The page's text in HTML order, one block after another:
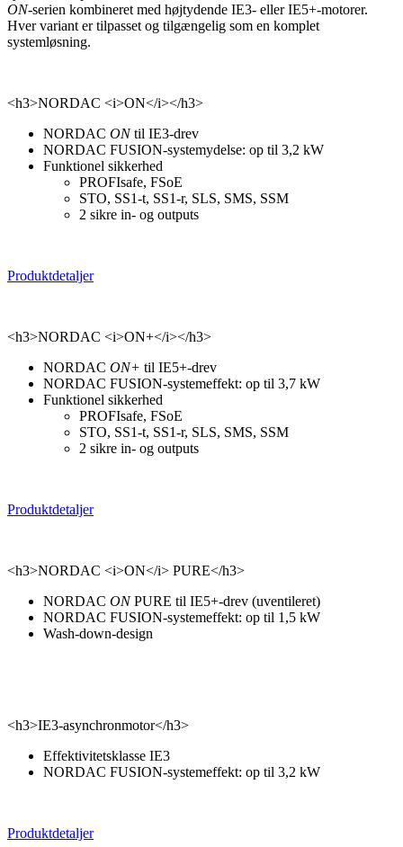
ON-serien kombineret med højtydende IE3- eller IE5+-motorer.
Hver variant er tilpasset og tilgængelig som en komplet
systemløsning.
<h3>NORDAC <i>ON</i></h3>
NORDAC ONtil IE3-drev
NORDAC FUSION-systemydelse: op til 3,2 kW
Funktionel sikkerhed
PROFIsafe, FSoE
STO, SS1-t, SS1-r, SLS, SMS, SSM
2 sikre in- og outputs
Produktdetaljer
<h3>NORDAC <i>ON+</i></h3>
NORDAC ON+ til IE5+-drev
NORDAC FUSION-systemeffekt: op til 3,7 kW
Funktionel sikkerhed
PROFIsafe, FSoE
STO, SS1-t, SS1-r, SLS, SMS, SSM
2 sikre in- og outputs
Produktdetaljer
<h3>NORDAC <i>ON</i> PURE</h3>
NORDAC ONPURE til IE5+-drev (uventileret)
NORDAC FUSION-systemeffekt: op til 1,5 kW
Wash-down-design
<h3>IE3-asynchronmotor</h3>
Effektivitetsklasse IE3
NORDAC FUSION-systemeffekt: op til 3,2 kW
Produktdetaljer